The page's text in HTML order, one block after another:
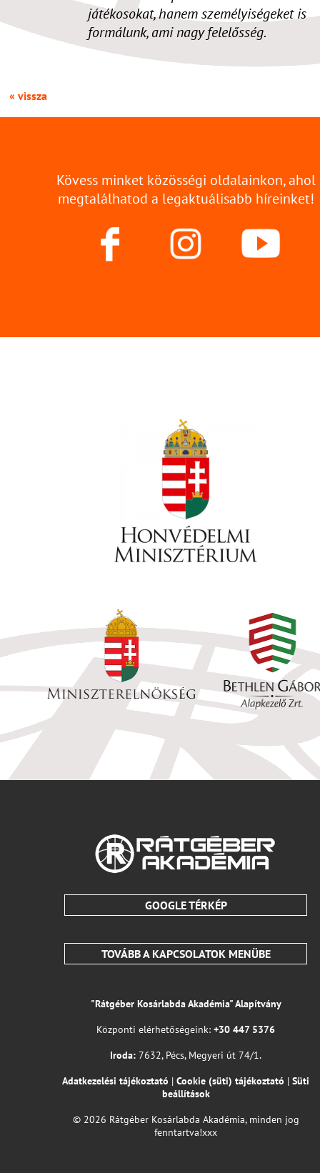
játékosokat, hanem személyiségeket is
formálunk, ami nagy felelősség.
« vissza
Kövess minket közösségi oldalainkon, ahol
megtalálhatod a legaktuálisabb híreinket!
GOOGLE TÉRKÉP
TOVÁBB A KAPCSOLATOK MENÜBE
"Rátgéber Kosárlabda Akadémia" Alapítvány
Központi elérhetőségeink: +30 447 5376
Iroda: 7632, Pécs, Megyeri út 74/1.
Adatkezelési tájékoztató | Cookie (süti) tájékoztató | Süti
beállítások
© 2026 Rátgéber Kosárlabda Akadémia, minden jog
fenntartva!xxx